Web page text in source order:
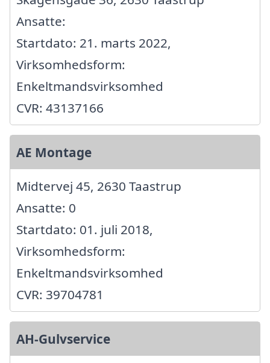
Ansatte:
Startdato: 21. marts 2022,
Virksomhedsform:
Enkeltmandsvirksomhed
CVR: 43137166
AE Montage
Midtervej 45, 2630 Taastrup
Ansatte: 0
Startdato: 01. juli 2018,
Virksomhedsform:
Enkeltmandsvirksomhed
CVR: 39704781
AH-Gulvservice